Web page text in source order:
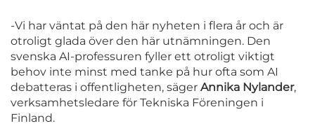
-Vi har väntat på den här nyheten i flera år och är
otroligt glada över den här utnämningen. Den
svenska AI-professuren fyller ett otroligt viktigt
behov inte minst med tanke på hur ofta som AI
debatteras i offentligheten, säger Annika Nylander,
verksamhetsledare för Tekniska Föreningen i
Finland.